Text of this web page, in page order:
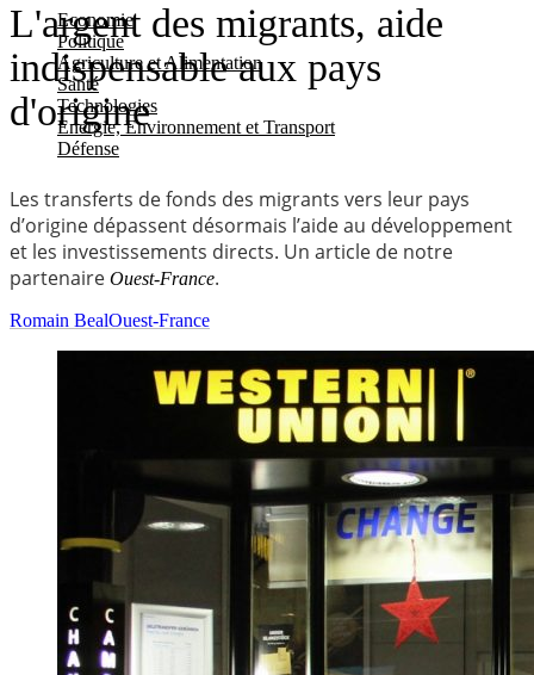
Economie
Politique
Agriculture et Alimentation
Santé
Technologies
Energie, Environnement et Transport
Défense
L'argent des migrants, aide
indispensable aux pays
d'origine
Les transferts de fonds des migrants vers leur pays
d’origine dépassent désormais l’aide au développement
et les investissements directs. Un article de notre
partenaire Ouest-France.
Romain BealOuest-France